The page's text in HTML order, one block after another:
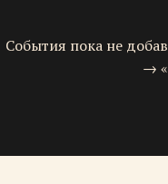
События пока не
→